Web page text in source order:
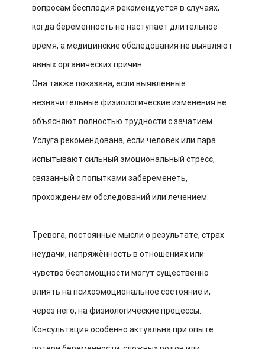
вопросам бесплодия рекомендуется в случаях,
когда беременность не наступает длительное
время, а медицинские обследования не выявляют
явных органических причин.
Она также показана, если выявленные
незначительные физиологические изменения не
объясняют полностью трудности с зачатием.
Услуга рекомендована, если человек или пара
испытывают сильный эмоциональный стресс,
связанный с попытками забеременеть,
прохождением обследований или лечением.
Тревога, постоянные мысли о результате, страх
неудачи, напряжённость в отношениях или
чувство беспомощности могут существенно
влиять на психоэмоциональное состояние и,
через него, на физиологические процессы.
Консультация особенно актуальна при опыте